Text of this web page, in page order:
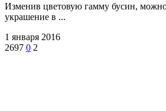
Изменив цветовую гамму бусин,
украшение в ...
1 января 2016
2697 0 2